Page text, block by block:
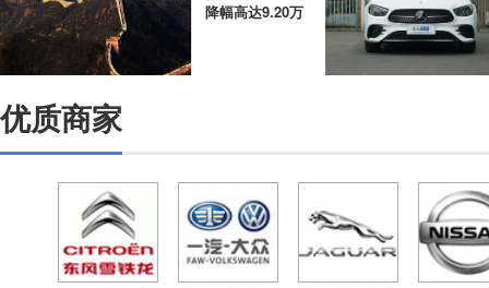
降幅高达9.20万
优质商家